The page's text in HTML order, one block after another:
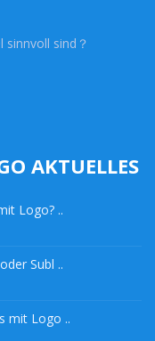
sind？
AKTUELLES
Logo? ..
Subl ..
mit Logo ..